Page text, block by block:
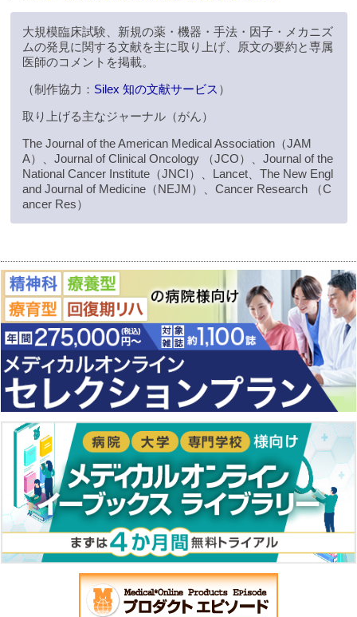
大規模臨床試験、新規の薬・機器・手法・因子・メカニズ
ムの発見に関する文献を主に取り上げ、原文の要約と専属
医師のコメントを掲載。
（制作協力： Silex 知の文献サービス ）
取り上げる主なジャーナル（がん）
The Journal of the American Medical Association（JAM
A）、Journal of Clinical Oncology （JCO）、Journal of the
National Cancer Institute（JNCI）、Lancet、The New Engl
and Journal of Medicine（NEJM）、Cancer Research （C
ancer Res）